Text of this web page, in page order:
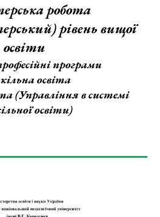
робота
рівень вищої
освіти
програми
освіта
(Управління в системі
освіти)